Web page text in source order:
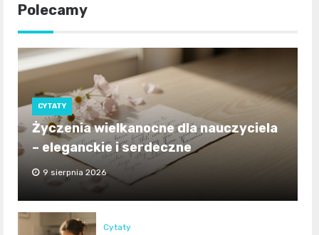
Polecamy
CYTATY
Życzenia wielkanocne dla nauczyciela
– eleganckie i serdeczne
9 sierpnia 2026
Cytaty